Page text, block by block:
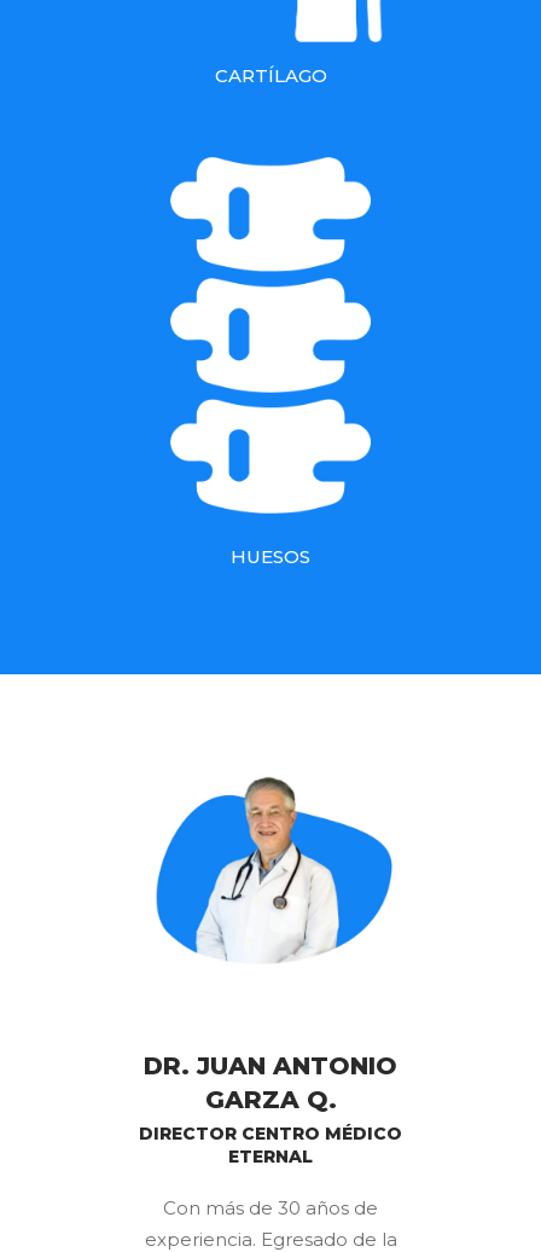
CARTÍLAGO
HUESOS
DR. JUAN ANTONIO
GARZA Q.
DIRECTOR CENTRO MÉDICO
ETERNAL
Con más de 30 años de
experiencia. Egresado de la